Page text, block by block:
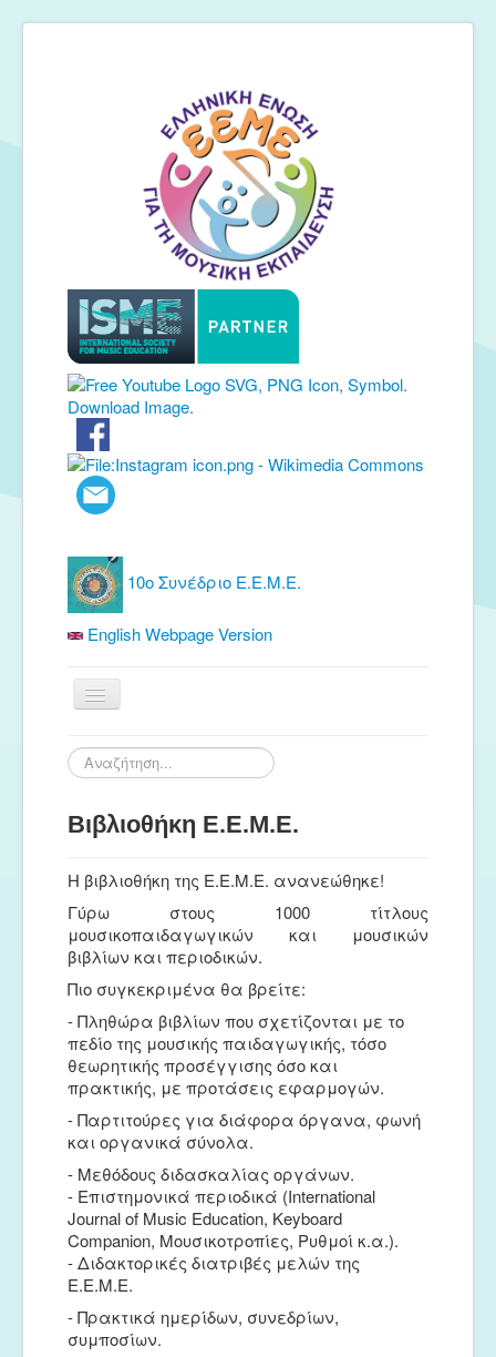
10ο Συνέδριο Ε.Ε.Μ.Ε.
English Webpage Version
Αρχική
Δωρεάν Υλικό
Συνέδρια
Μουσικές Ομάδες
Ευτέρπη
Musapps
Αναζήτηση...
Βιβλιοθήκη Ε.Ε.Μ.Ε.
Η βιβλιοθήκη της Ε.Ε.Μ.Ε. ανανεώθηκε!
Γύρω στους 1000 τίτλους
μουσικοπαιδαγωγικών και μουσικών
βιβλίων και περιοδικών.
Πιο συγκεκριμένα θα βρείτε:
- Πληθώρα βιβλίων που σχετίζονται με το
πεδίο της μουσικής παιδαγωγικής, τόσο
θεωρητικής προσέγγισης όσο και
πρακτικής, με προτάσεις εφαρμογών.
- Παρτιτούρες για διάφορα όργανα, φωνή
και οργανικά σύνολα.
- Μεθόδους διδασκαλίας οργάνων.
- Επιστημονικά περιοδικά (International
Journal of Music Education, Keyboard
Companion, Μουσικοτροπίες, Ρυθμοί κ.α.).
- Διδακτορικές διατριβές μελών της
Ε.Ε.Μ.Ε.
- Πρακτικά ημερίδων, συνεδρίων,
συμποσίων.